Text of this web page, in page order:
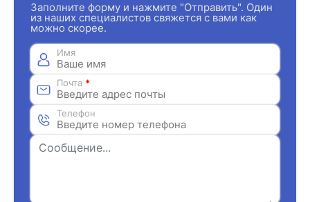
Заполните форму и нажмите "Отправить". Один
из наших специалистов свяжется с вами как
можно скорее.
Имя
Почта *
Телефон